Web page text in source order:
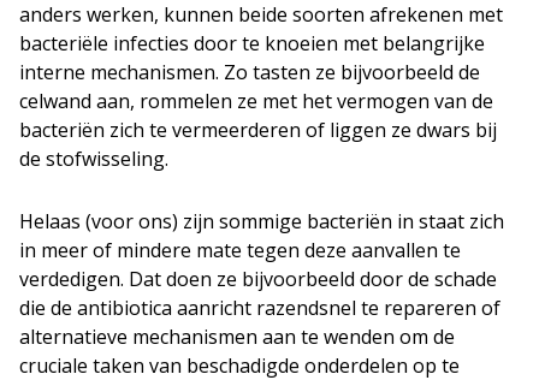
anders werken, kunnen beide soorten afrekenen met
bacteriële infecties door te knoeien met belangrijke
interne mechanismen. Zo tasten ze bijvoorbeeld de
celwand aan, rommelen ze met het vermogen van de
bacteriën zich te vermeerderen of liggen ze dwars bij
de stofwisseling.
Helaas (voor ons) zijn sommige bacteriën in staat zich
in meer of mindere mate tegen deze aanvallen te
verdedigen. Dat doen ze bijvoorbeeld door de schade
die de antibiotica aanricht razendsnel te repareren of
alternatieve mechanismen aan te wenden om de
cruciale taken van beschadigde onderdelen op te